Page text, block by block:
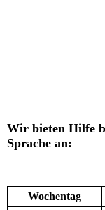
Wir bieten Hilfe
Sprache an:
Wochentag